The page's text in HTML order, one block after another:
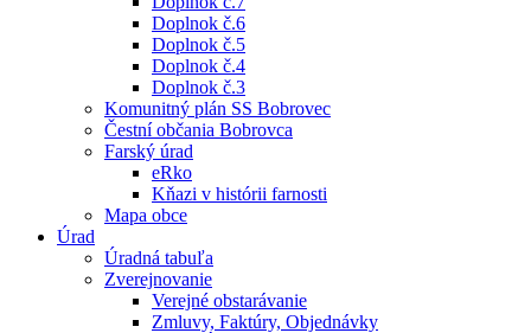
Doplnok č.6
Doplnok č.5
Doplnok č.4
Doplnok č.3
Komunitný plán SS Bobrovec
Čestní občania Bobrovca
Farský úrad
eRko
Kňazi v histórii farnosti
Mapa obce
Úrad
Úradná tabuľa
Zverejnovanie
Verejné obstarávanie
Zmluvy, Faktúry, Objednávky